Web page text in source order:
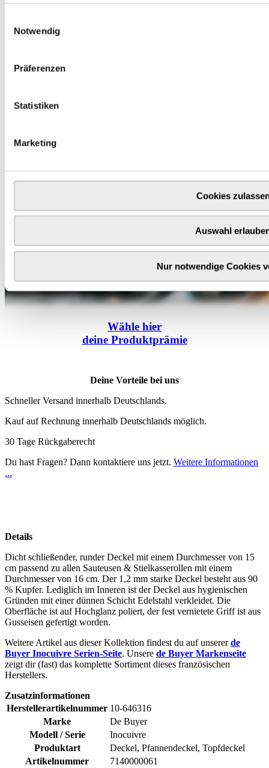
Notwendig
Präferenzen
Statistiken
Marketing
Cookies
Auswahl
Nur notwendige Cookies
Wähle hier
deine Produktprämie
Deine Vorteile bei uns
Schneller Versand innerhalb Deutschlands.
Kauf auf Rechnung innerhalb Deutschlands möglich.
30 Tage Rückgaberecht
Du hast Fragen? Dann kontaktiere uns jetzt. Weitere Informationen
...
Details
Dicht schließender, runder Deckel mit einem Durchmesser von 15
cm passend zu allen Sauteusen & Stielkasserollen mit einem
Durchmesser von 16 cm. Der 1,2 mm starke Deckel besteht aus 90
% Kupfer. Lediglich im Inneren ist der Deckel aus hygienischen
Gründen mit einer dünnen Schicht Edelstahl verkleidet. Die
Oberfläche ist auf Hochglanz poliert, der fest vernietete Griff ist aus
Gusseisen gefertigt worden.
Weitere Artikel aus dieser Kollektion findest du auf unsererde
Buyer Inocuivre Serien-Seite. Unsere de Buyer Markenseite
zeigt dir (fast) das komplette Sortiment dieses französischen
Herstellers.
Zusatzinformationen
Herstellerartikelnummer 10-646316
Marke
De Buyer
Modell / Serie
Inocuivre
Produktart
Deckel, Pfannendeckel, Topfdeckel
Artikelnummer
7140000061